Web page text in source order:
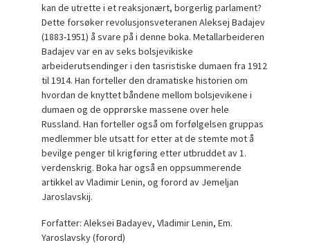
kan de utrette i et reaksjonært, borgerlig parlament?
Dette forsøker revolusjonsveteranen Aleksej Badajev
(1883-1951) å svare på i denne boka. Metallarbeideren
Badajev var en av seks bolsjevikiske
arbeiderutsendinger i den tasristiske dumaen fra 1912
til 1914. Han forteller den dramatiske historien om
hvordan de knyttet båndene mellom bolsjevikene i
dumaen og de opprørske massene over hele
Russland. Han forteller også om forfølgelsen gruppas
medlemmer ble utsatt for etter at de stemte mot å
bevilge penger til krigføring etter utbruddet av 1.
verdenskrig. Boka har også en oppsummerende
artikkel av Vladimir Lenin, og forord av Jemeljan
Jaroslavskij.
Forfatter: Aleksei Badayev, Vladimir Lenin, Em.
Yaroslavsky (forord)